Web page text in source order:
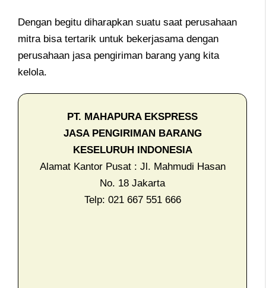
Dengan begitu diharapkan suatu saat perusahaan
mitra bisa tertarik untuk bekerjasama dengan
perusahaan jasa pengiriman barang yang kita
kelola.
PT. MAHAPURA EKSPRESS
JASA PENGIRIMAN BARANG
KESELURUH INDONESIA
Alamat Kantor Pusat : Jl. Mahmudi Hasan
No. 18 Jakarta
Telp: 021 667 551 666